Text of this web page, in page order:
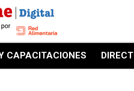
CAPACITACIONES